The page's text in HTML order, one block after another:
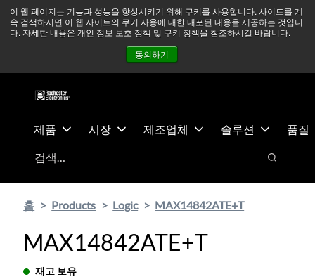
이 웹 페이지는 기능과 성능을 향상시키기 위해 쿠키를 사용합니다. 사이트를 계
속 검색하시면 이 웹 사이트의 쿠키 사용에 대한 내포된 내용을 제공하는 것입니
다. 자세한 내용은 개인 정보 보호 정책 및 쿠키 정책을 참조하시길 바랍니다.
동의하기
츠
건
중동 지역 상황을 지속적으로 주시하고 있으며, 모든 서비스는
정상적으로 운영되고 있습니다. 더 읽어보기 →
뉴스
문의하기
제품 시장 제조업체 솔루션
품질
검색
검색
홈 Products Logic MAX14842ATE+T
MAX14842ATE+T
재고 보유